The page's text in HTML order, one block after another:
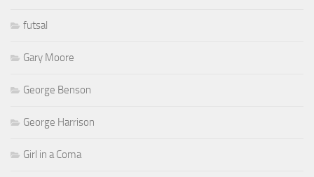
futsal
Gary Moore
George Benson
George Harrison
Girl in a Coma